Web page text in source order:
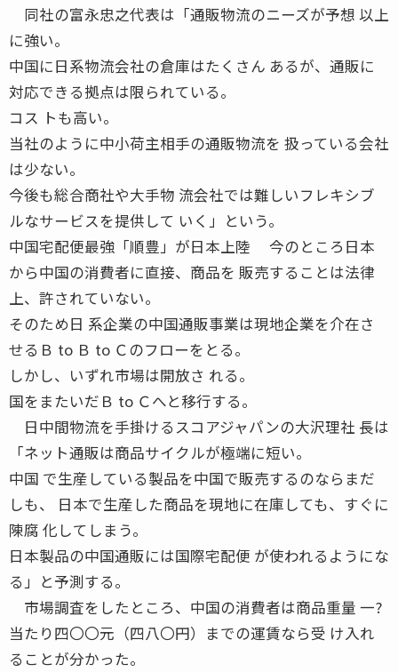
同社の富永忠之代表は「通販物流のニーズが予想 以上
に強い。
中国に日系物流会社の倉庫はたくさん あるが、通販に
対応できる拠点は限られている。
コス トも高い。
当社のように中小荷主相手の通販物流を 扱っている会社
は少ない。
今後も総合商社や大手物 流会社では難しいフレキシブ
ルなサービスを提供して いく」という。
中国宅配便最強「順豊」が日本上陸 今のところ日本
から中国の消費者に直接、商品を 販売することは法律
上、許されていない。
そのため日 系企業の中国通販事業は現地企業を介在さ
せるＢ to Ｂ to Ｃのフローをとる。
しかし、いずれ市場は開放さ れる。
国をまたいだＢ to Ｃへと移行する。
日中間物流を手掛けるスコアジャパンの大沢理社 長は
「ネット通販は商品サイクルが極端に短い。
中国 で生産している製品を中国で販売するのならまだ
しも、 日本で生産した商品を現地に在庫しても、すぐに
陳腐 化してしまう。
日本製品の中国通販には国際宅配便 が使われるようにな
る」と予測する。
市場調査をしたところ、中国の消費者は商品重量 一?
当たり四〇〇元（四八〇円）までの運賃なら受 け入れ
ることが分かった。